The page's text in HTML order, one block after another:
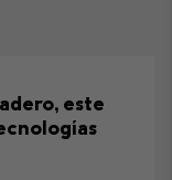
este